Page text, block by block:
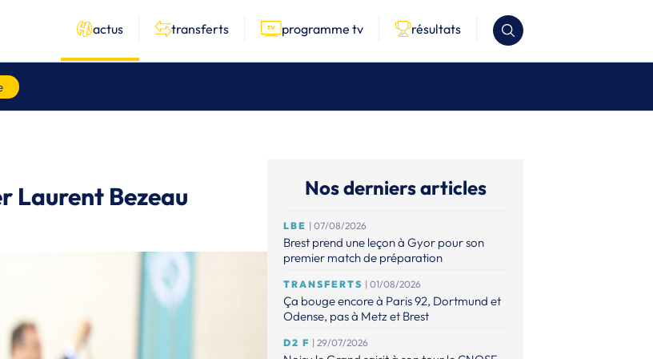
actus transferts programme tv résultats
Laurent Bezeau Nos derniers articles
LBE | 07/08/2026
Brest prend une leçon à Gyor pour son
premier match de préparation
TRANSFERTS | 01/08/2026
Ça bouge encore à Paris 92, Dortmund et
Odense, pas à Metz et Brest
D2 F | 29/07/2026